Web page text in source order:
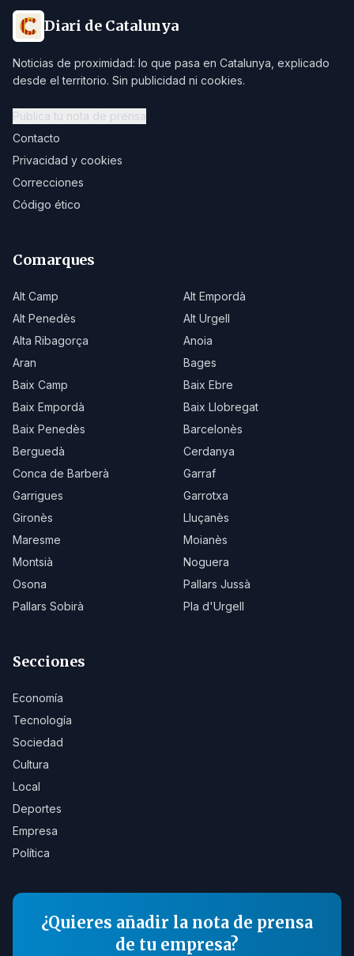
Diari de Catalunya
Noticias de proximidad: lo que pasa en Catalunya, explicado
desde el territorio. Sin publicidad ni cookies.
Publica tu nota de prensa
Contacto
Privacidad y cookies
Correcciones
Código ético
Comarques
Alt Camp
Alt Empordà
Alt Penedès
Alt Urgell
Alta Ribagorça
Anoia
Aran
Bages
Baix Camp
Baix Ebre
Baix Empordà
Baix Llobregat
Baix Penedès
Barcelonès
Berguedà
Cerdanya
Conca de Barberà
Garraf
Garrigues
Garrotxa
Gironès
Lluçanès
Maresme
Moianès
Montsià
Noguera
Osona
Pallars Jussà
Pallars Sobirà
Pla d'Urgell
Secciones
Economía
Tecnología
Sociedad
Cultura
Local
Deportes
Empresa
Política
¿Quieres añadir la nota de prensa
de tu empresa?